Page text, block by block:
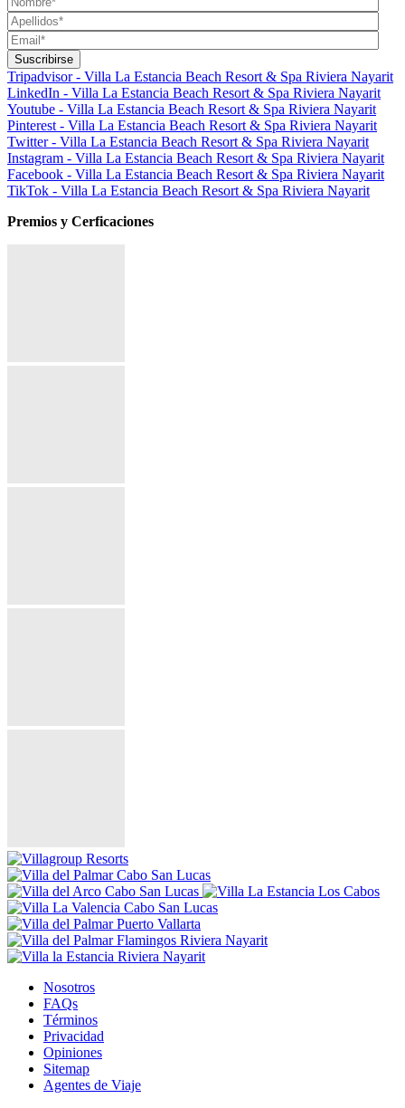
Tripadvisor - Villa La Estancia Beach Resort & Spa Riviera Nayarit
LinkedIn - Villa La Estancia Beach Resort & Spa Riviera Nayarit
Youtube - Villa La Estancia Beach Resort & Spa Riviera Nayarit
Pinterest - Villa La Estancia Beach Resort & Spa Riviera Nayarit
Twitter - Villa La Estancia Beach Resort & Spa Riviera Nayarit
Instagram - Villa La Estancia Beach Resort & Spa Riviera Nayarit
Facebook - Villa La Estancia Beach Resort & Spa Riviera Nayarit
TikTok - Villa La Estancia Beach Resort & Spa Riviera Nayarit
Premios y Cerficaciones
Nosotros
FAQs
Términos
Privacidad
Opiniones
Sitemap
Agentes de Viaje